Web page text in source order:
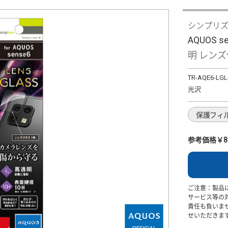
シンプリ
AQUOS
明 レン
TR-AQE6-
光沢
保護フィ
参考価格￥
ご注意：製品
サービス等の
責任も負いま
せいただきま